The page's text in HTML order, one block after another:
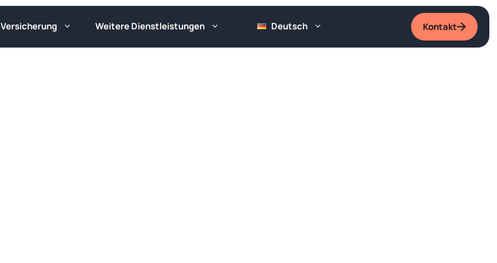
Versicherung Weitere Dienstleistungen Deutsch Kontakt